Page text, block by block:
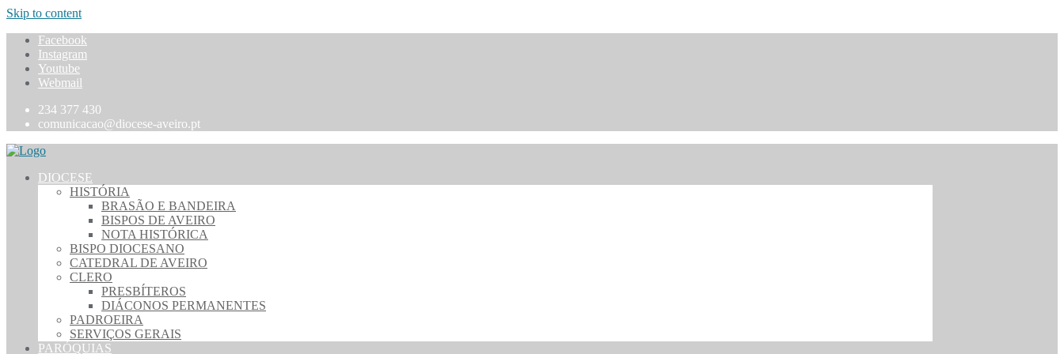
Skip to content
Facebook
Instagram
Youtube
Webmail
234 377 430
comunicacao@diocese-aveiro.pt
DIOCESE
HISTÓRIA
BRASÃO E BANDEIRA
BISPOS DE AVEIRO
NOTA HISTÓRICA
BISPO DIOCESANO
CATEDRAL DE AVEIRO
CLERO
PRESBÍTEROS
DIÁCONOS PERMANENTES
PADROEIRA
SERVIÇOS GERAIS
PARÓQUIAS